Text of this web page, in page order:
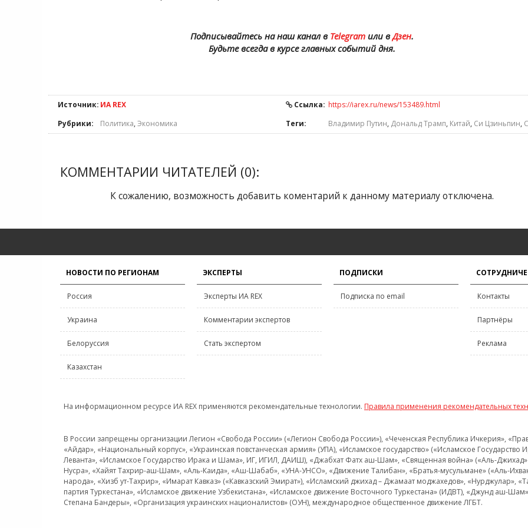
Подписывайтесь на наш канал в Telegramили вДзен.
Будьте всегда в курсе главных событий дня.
Источник: ИА REX Ссылка: https://iarex.ru/news/153489.html
Рубрики:
Политика, Экономика Теги: Владимир Путин, Дональд Трамп, Китай, Си Цзиньпин,
КОММЕНТАРИИ ЧИТАТЕЛЕЙ (0):
К сожалению, возможность добавить коментарий к данному материалу отключена.
НОВОСТИ ПО РЕГИОНАМ
Россия
Украина
Белоруссия
Казахстан
ЭКСПЕРТЫ
Эксперты ИА REX
Комментарии экспертов
Стать экспертом
ПОДПИСКИ
Подписка по email Контакты
Партнёры
Реклама
На информационном ресурсе ИА REX применяются рекомендательные технологии. Правила применения рекомендательных
В России запрещены организации Легион «Свобода России» («Легион Свобода России»), «Чеченская Республика Ичкерия»,
«Айдар», «Национальный корпус», «Украинская повстанческая армия» (УПА), «Исламское государство» («Исламское
Леванта», «Исламское Государство Ирака и Шама», ИГ, ИГИЛ, ДАИШ), «Джабхат Фатх аш-Шам», «Священная война» («Аль-Джихад»
Нусра», «Хайят Тахрир-аш-Шам», «Аль-Каида», «Аш-Шабаб», «УНА-УНСО», «Движение Талибан», «Братья-мусульмане» («Аль-
народа», «Хизб ут-Тахрир», «Имарат Кавказ» («Кавказский Эмират»), «Исламский джихад – Джамаат моджахедов», «Нурджулар»,
партия Туркестана», «Исламское движение Узбекистана», «Исламское движение Восточного Туркестана» (ИДВТ), «Джунд аш-
Степана Бандеры», «Организация украинских националистов» (ОУН), международное общественное движение ЛГБТ.